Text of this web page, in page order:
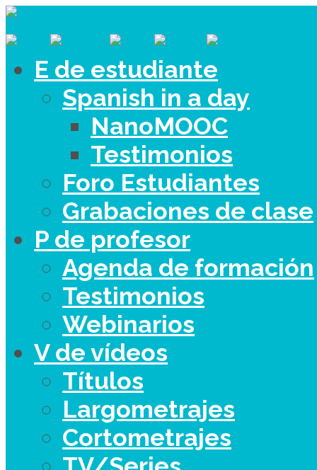
E de estudiante
Spanish in a day
NanoMOOC
Testimonios
Foro Estudiantes
Grabaciones de clase
P de profesor
Agenda de formación
Testimonios
Webinarios
V de vídeos
Títulos
Largometrajes
Cortometrajes